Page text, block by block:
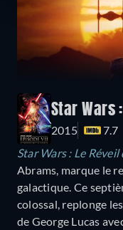
Star Wars
2015
7.7
Star Wars : Le Réveil
Abrams, marque le
galactique. Ce
colossal, replonge
de George Lucas